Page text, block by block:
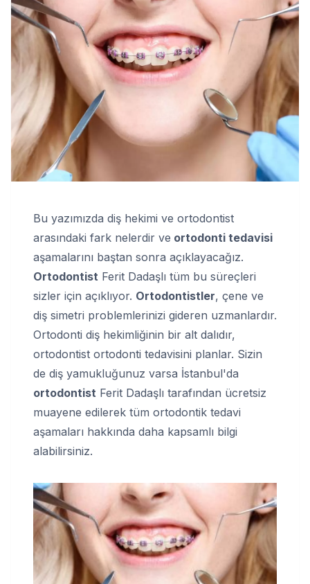
Bu yazımızda diş hekimi ve ortodontist
arasındaki fark nelerdir ve ortodonti tedavisi
aşamalarını baştan sonra açıklayacağız.
Ortodontist Ferit Dadaşlı tüm bu süreçleri
sizler için açıklıyor. Ortodontistler, çene ve
diş simetri problemlerinizi gideren uzmanlardır.
Ortodonti diş hekimliğinin bir alt dalıdır,
ortodontist ortodonti tedavisini planlar. Sizin
de diş yamukluğunuz varsa İstanbul'da
ortodontist Ferit Dadaşlı tarafından ücretsiz
muayene edilerek tüm ortodontik tedavi
aşamaları hakkında daha kapsamlı bilgi
alabilirsiniz.